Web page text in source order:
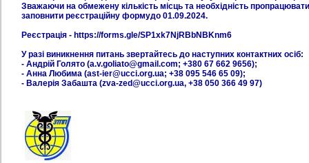
Зважаючи на обмежену кількість місць та необхідність
заповнити реєстраційну формудо 01.09.2024.
Реєстрація - https://forms.gle/SP1xk7NjRBbNBKnm6
У разі виникнення питань звертайтесь до наступних контактних осіб:
- Андрій Голято (a.v.goliato@gmail.com; +380 67 662 9656);
- Анна Любима (ast-ier@ucci.org.ua; +38 095 546 65 09);
- Валерія Забашта (zva-zed@ucci.org.ua, +38 050 366 49 97)